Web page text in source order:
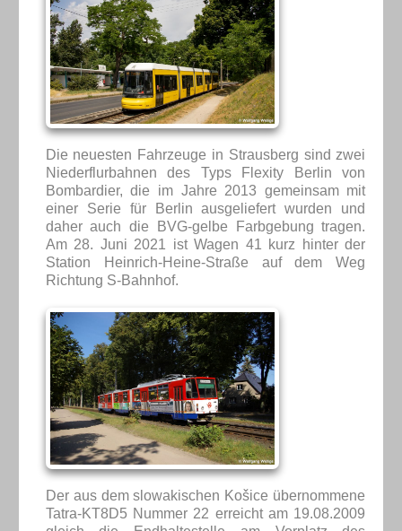
Die neuesten Fahrzeuge in Strausberg sind zwei
Niederflurbahnen des Typs Flexity Berlin von
Bombardier, die im Jahre 2013 gemeinsam mit
einer Serie für Berlin ausgeliefert wurden und
daher auch die BVG-gelbe Farbgebung tragen.
Am 28. Juni 2021 ist Wagen 41 kurz hinter der
Station Heinrich-Heine-Straße auf dem Weg
Richtung S-Bahnhof.
Der aus dem slowakischen Košice übernommene
Tatra-KT8D5 Nummer 22 erreicht am 19.08.2009